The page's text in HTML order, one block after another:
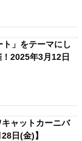
」をテーマにし
2025年3月12日
ャットカーニバ
日(金)】